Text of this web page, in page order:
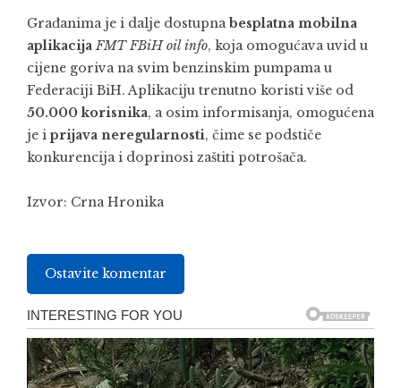
Građanima je i dalje dostupnabesplatna mobilna
aplikacija FMT FBiH oil info, koja omogućava uvid u
cijene goriva na svim benzinskim pumpama u
Federaciji BiH. Aplikaciju trenutno koristi više od
50.000 korisnika, a osim informisanja, omogućena
je i prijava neregularnosti, čime se podstiče
konkurencija i doprinosi zaštiti potrošača.
Izvor: Crna Hronika
Ostavite komentar